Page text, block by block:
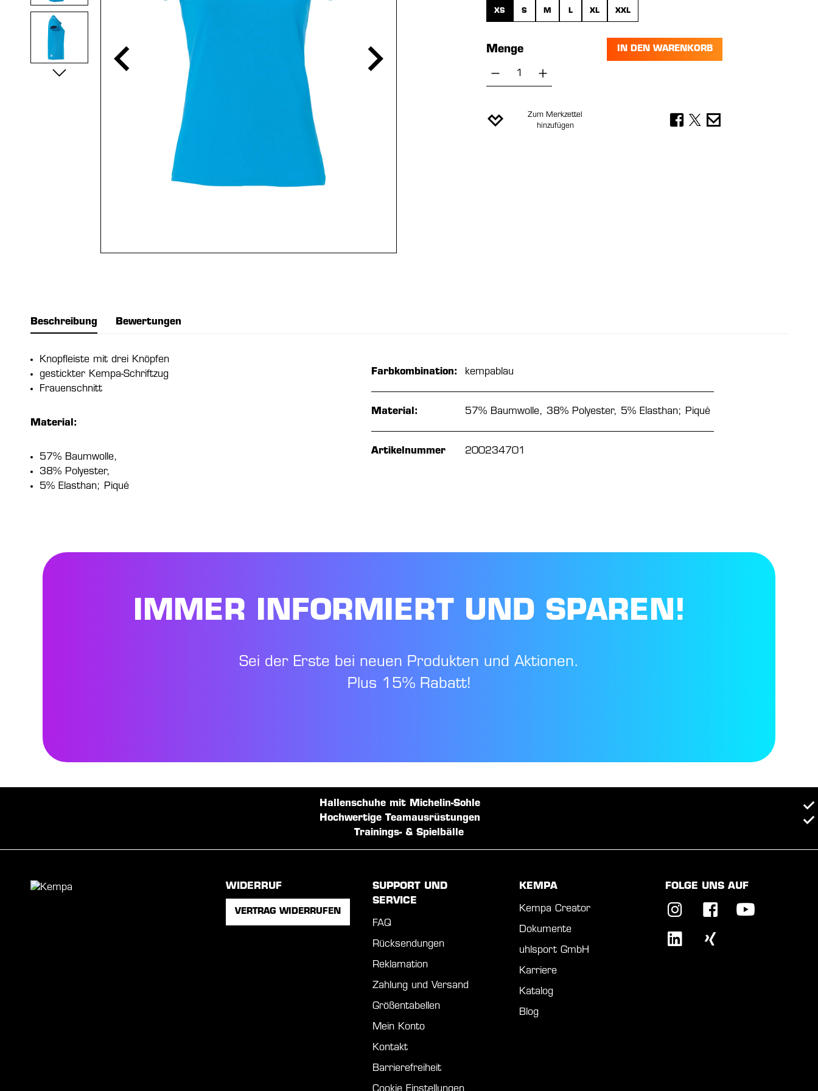
XS S M L XL XXL
Menge
Produkt Anzahl: Gib den gewünschten Wert
IN DEN WARENKORB
Zum Merkzettel
hinzufügen
Beschreibung Bewertungen
Knopfleiste mit drei Knöpfen
gestickter Kempa-Schriftzug
Frauenschnitt
Material:
57% Baumwolle,
38% Polyester,
5% Elasthan; Piqué
Farbkombination: kempablau
Material: 57% Baumwolle, 38% Polyester, 5% Elasthan; Piqué
Artikelnummer 200234701
IMMER INFORMIERT UND SPAREN!
Sei der Erste bei neuen Produkten und Aktionen.
Plus 15% Rabatt!
Hallenschuhe mit Michelin-Sohle
Hochwertige Teamausrüstungen
Trainings- & Spielbälle
WIDERRUF
VERTRAG WIDERRUFEN
SUPPORT UND
SERVICE
FAQ
Rücksendungen
Reklamation
Zahlung und Versand
Größentabellen
Mein Konto
Kontakt
Barrierefreiheit
KEMPA
Kempa Creator
Dokumente
uhlsport GmbH
Karriere
Katalog
Blog
FOLGE UNS AUF